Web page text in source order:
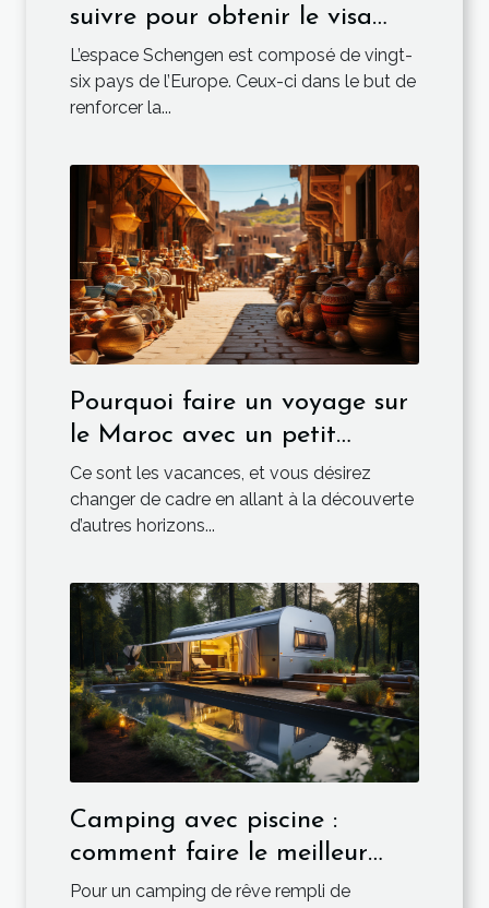
suivre pour obtenir le visa
ETIAS ?
L’espace Schengen est composé de vingt-
six pays de l’Europe. Ceux-ci dans le but de
renforcer la...
Pourquoi faire un voyage sur
le Maroc avec un petit
budget ?
Ce sont les vacances, et vous désirez
changer de cadre en allant à la découverte
d’autres horizons...
Camping avec piscine :
comment faire le meilleur
choix ?
Pour un camping de rêve rempli de